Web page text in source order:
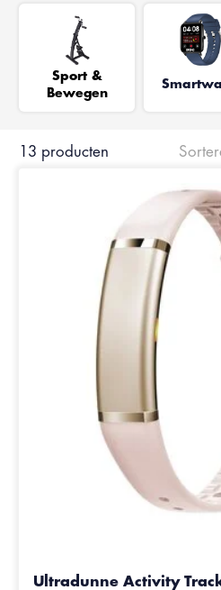
Sport &
Bewegen
13 producten
Ultradunne Activity